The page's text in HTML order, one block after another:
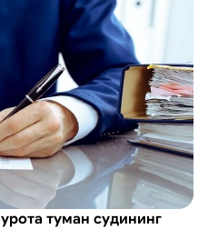
туман судининг